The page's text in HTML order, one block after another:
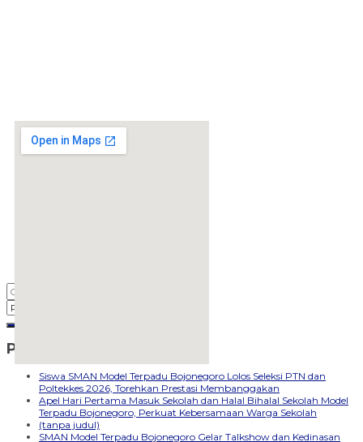
embedgooglemap.net
Pos-pos Terbaru
Siswa SMAN Model Terpadu Bojonegoro Lolos Seleksi PTN dan
Poltekkes 2026, Torehkan Prestasi Membanggakan
Apel Hari Pertama Masuk Sekolah dan Halal Bihalal Sekolah Model
Terpadu Bojonegoro, Perkuat Kebersamaan Warga Sekolah
(tanpa judul)
SMAN Model Terpadu Bojonegoro Gelar Talkshow dan Kedinasan